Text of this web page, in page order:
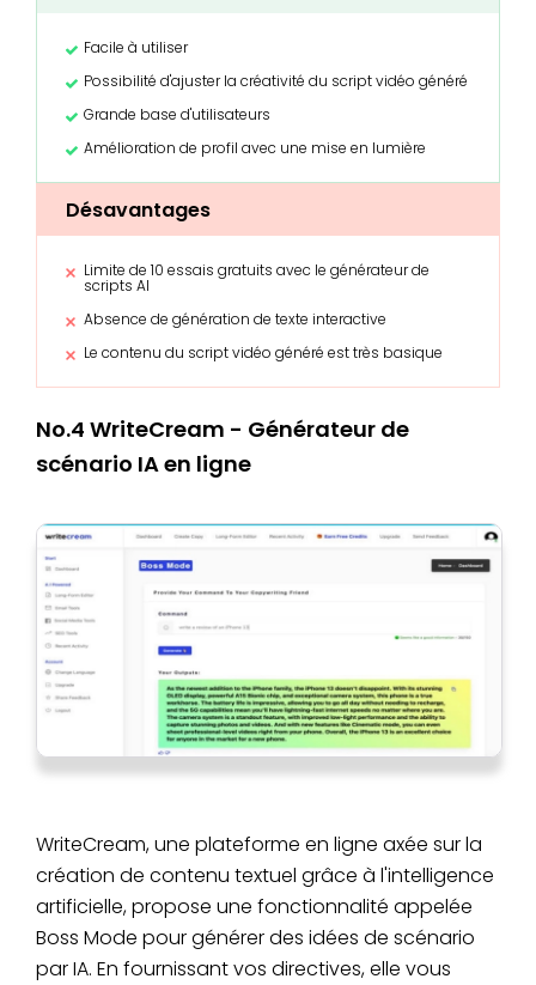
Facile à utiliser
Possibilité d'ajuster la créativité du script vidéo généré
Grande base d'utilisateurs
Amélioration de profil avec une mise en lumière
Désavantages
Limite de 10 essais gratuits avec le générateur de
scripts AI
Absence de génération de texte interactive
Le contenu du script vidéo généré est très basique
No.4 WriteCream - Générateur de
scénario IA en ligne
WriteCream, une plateforme en ligne axée sur la
création de contenu textuel grâce à l'intelligence
artificielle, propose une fonctionnalité appelée
Boss Mode pour générer des idées de scénario
par IA. En fournissant vos directives, elle vous